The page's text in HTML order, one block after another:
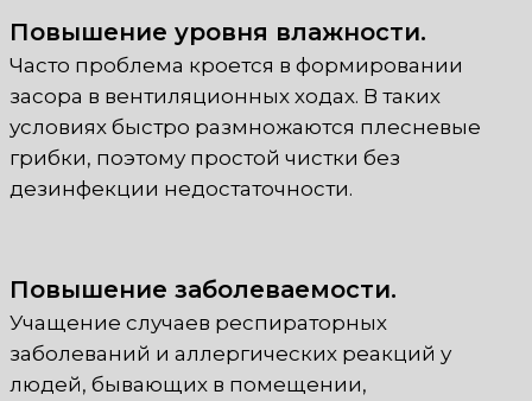
Повышение уровня влажности.
Часто проблема кроется в формировании
засора в вентиляционных ходах. В таких
условиях быстро размножаются плесневые
грибки, поэтому простой чистки без
дезинфекции недостаточности.
Повышение заболеваемости.
Учащение случаев респираторных
заболеваний и аллергических реакций у
людей, бывающих в помещении,